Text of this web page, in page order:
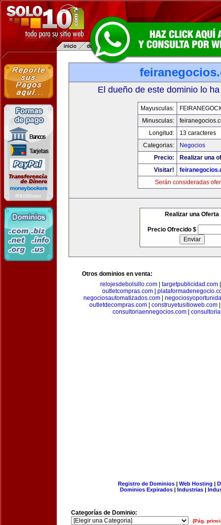
El dueño de este dominio lo
Mayusculas:
Minusculas:
Longitud:
13 caracteres
Categorias:
Negocios
Precio:
Realizar una
Visitar!
Serán consideradas
Realizar una Oferta
Precio Ofrecido $
Otros dominios en venta:
relojesdebolsillo.com| targetpublicidad.com
outletcompras.com
negociosautomatizados.com|
outletdecompras.com
construyetusitioweb.com
consultoriaennegocios.com
Registro de Dominios| Web Hosting |
Dominios Expirados | Industrias |
Categorías de Dominio:
[Pág.